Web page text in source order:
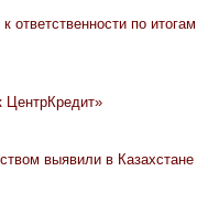
по итогам
ЦентрКредит»
выявили в Казахстане